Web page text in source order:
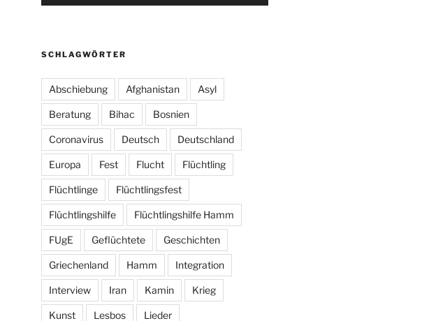
SCHLAGWÖRTER
Abschiebung Afghanistan Asyl
Beratung Bihac Bosnien
Coronavirus Deutsch Deutschland
Europa Fest Flucht Flüchtling
Flüchtlinge Flüchtlingsfest
Flüchtlingshilfe Flüchtlingshilfe Hamm
FUgE Geflüchtete Geschichten
Griechenland Hamm Integration
Interview Iran Kamin Krieg
Kunst Lesbos Lieder